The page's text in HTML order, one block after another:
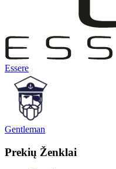
Essere
Gentleman
Prekių Ženklai